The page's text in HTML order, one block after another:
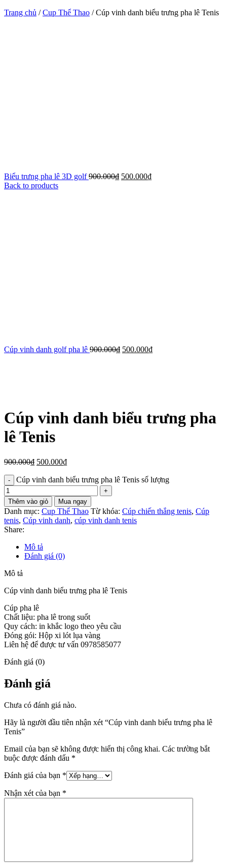
Trang chủ /Cup Thể Thao /Cúp vinh danh biểu trưng pha lê Tenis
Biểu trưng pha lê 3D golf900.000₫ 500.000₫
Back to products
Cúp vinh danh golf pha lê 900.000₫ 500.000₫
Cúp vinh danh biểu trưng pha
lê Tenis
900.000₫ 500.000₫
Cúp vinh danh biểu trưng pha lê Tenis số lượng
Thêm vào giỏ Mua ngay
Danh mục: Cup Thể Thao Từ khóa: Cúp chiến thắng tenis, Cúp
tenis, Cúp vinh danh, cúp vinh danh tenis
Share:
Mô tả
Đánh giá (0)
Mô tả
Cúp vinh danh biểu trưng pha lê Tenis
Cúp pha lê
Chất liệu: pha lê trong suốt
Quy cách: in khắc logo theo yêu cầu
Đóng gói: Hộp xi lót lụa vàng
Liên hệ để được tư vấn 0978585077
Đánh giá (0)
Đánh giá
Chưa có đánh giá nào.
Hãy là người đầu tiên nhận xét “Cúp vinh danh biểu trưng pha lê
Tenis”
Email của bạn sẽ không được hiển thị công khai. Các trường bắt
buộc được đánh dấu *
Đánh giá của bạn *
Nhận xét của bạn *